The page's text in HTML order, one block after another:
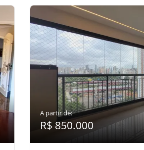
A partir de:
R$ 850.000